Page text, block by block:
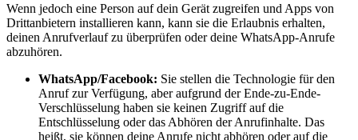
Wenn jedoch eine Person auf dein Gerät zugreifen und Apps von
Drittanbietern installieren kann, kann sie die Erlaubnis erhalten,
deinen Anrufverlauf zu überprüfen oder deine WhatsApp-Anrufe
abzuhören.
WhatsApp/Facebook: Sie stellen die Technologie für den
Anruf zur Verfügung, aber aufgrund der Ende-zu-Ende-
Verschlüsselung haben sie keinen Zugriff auf die
Entschlüsselung oder das Abhören der Anrufinhalte. Das
heißt, sie können deine Anrufe nicht abhören oder auf die